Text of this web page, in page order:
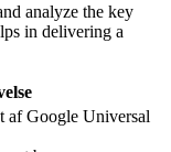
analyze the key
in delivering a
af Google Universal